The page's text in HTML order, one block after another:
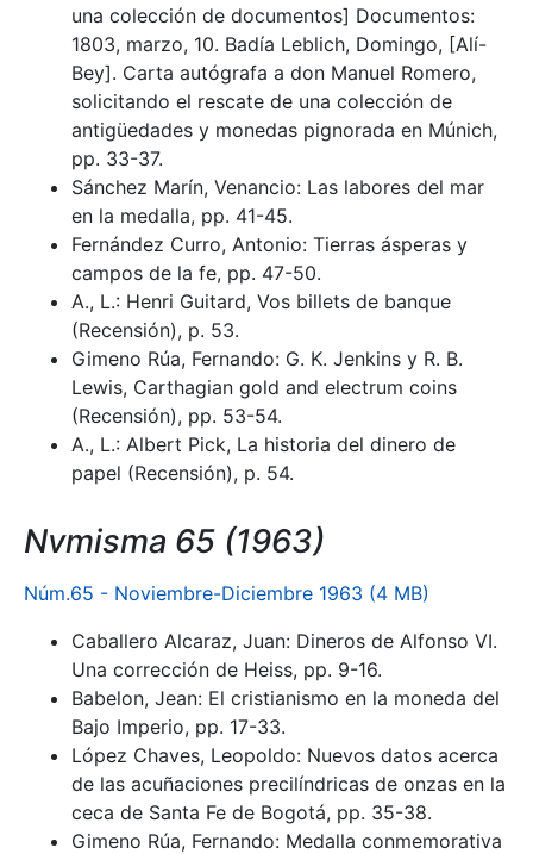
una colección de documentos] Documentos:
1803, marzo, 10. Badía Leblich, Domingo, [Alí-
Bey]. Carta autógrafa a don Manuel Romero,
solicitando el rescate de una colección de
antigüedades y monedas pignorada en Múnich,
pp. 33-37.
Sánchez Marín, Venancio: Las labores del mar
en la medalla, pp. 41-45.
Fernández Curro, Antonio: Tierras ásperas y
campos de la fe, pp. 47-50.
A., L.: Henri Guitard, Vos billets de banque
(Recensión), p. 53.
Gimeno Rúa, Fernando: G. K. Jenkins y R. B.
Lewis, Carthagian gold and electrum coins
(Recensión), pp. 53-54.
A., L.: Albert Pick, La historia del dinero de
papel (Recensión), p. 54.
Nvmisma 65 (1963)
Núm.65 - Noviembre-Diciembre 1963 (4 MB)
Caballero Alcaraz, Juan: Dineros de Alfonso VI.
Una corrección de Heiss, pp. 9-16.
Babelon, Jean: El cristianismo en la moneda del
Bajo Imperio, pp. 17-33.
López Chaves, Leopoldo: Nuevos datos acerca
de las acuñaciones precilíndricas de onzas en la
ceca de Santa Fe de Bogotá, pp. 35-38.
Gimeno Rúa, Fernando: Medalla conmemorativa